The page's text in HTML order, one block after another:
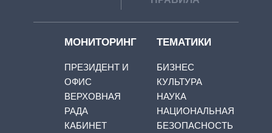
МОНИТОРИНГ
ПРЕЗИДЕНТ И
ОФИС
ВЕРХОВНАЯ
РАДА
КАБИНЕТ
ТЕМАТИКИ
БИЗНЕС
КУЛЬТУРА
НАУКА
НАЦИОНАЛЬНАЯ
БЕЗОПАСНОСТЬ